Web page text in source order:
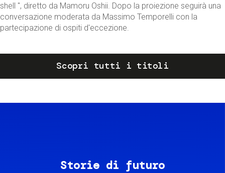
shell ", diretto da Mamoru Oshii. Dopo la proiezione seguirà una
conversazione moderata da Massimo Temporelli con la
partecipazione di ospiti d'eccezione.
Scopri tutti i titoli
Storie di futuro